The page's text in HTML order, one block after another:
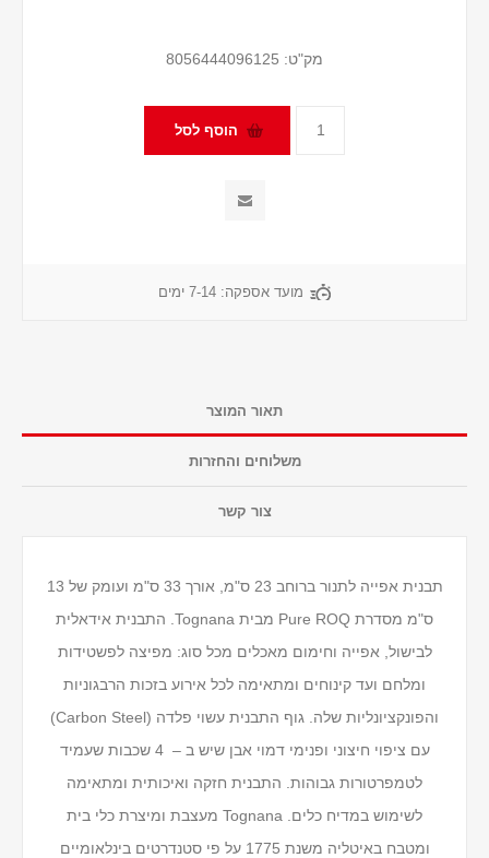
מק"ט: 8056444096125
מועד אספקה: 7-14 ימים
תאור המוצר
משלוחים והחזרות
צור קשר
תבנית אפייה לתנור ברוחב 23 ס"מ, אורך 33 ס"מ ועומק של 13
ס"מ מסדרת Pure ROQ מבית Tognana. התבנית אידאלית
לבישול, אפייה וחימום מאכלים מכל סוג: מפיצה לפשטידות
ומלחם ועד קינוחים ומתאימה לכל אירוע בזכות הרבגוניות
והפונקציונליות שלה. גוף התבנית עשוי פלדה (Carbon Steel)
עם ציפוי חיצוני ופנימי דמוי אבן שיש ב – 4 שכבות שעמיד
לטמפרטורות גבוהות. התבנית חזקה ואיכותית ומתאימה
לשימוש במדיח כלים. Tognana מעצבת ומיצרת כלי בית
ומטבח באיטליה משנת 1775 על פי סטנדרטים בינלאומיים